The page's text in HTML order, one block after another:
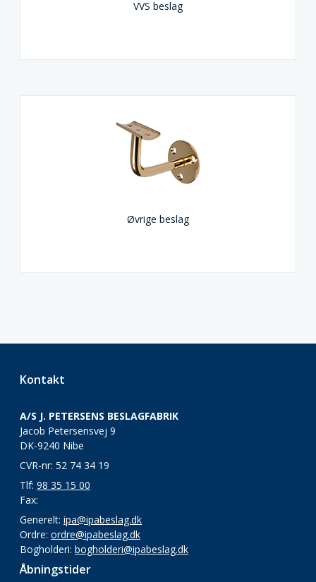
VVS beslag
Øvrige beslag
Kontakt
A/S J. PETERSENS BESLAGFABRIK
Jacob Petersensvej 9
DK-9240 Nibe
CVR-nr: 52 74 34 19
Tlf: 98 35 15 00
Fax:
Generelt: ipa@ipabeslag.dk
Ordre: ordre@ipabeslag.dk
Bogholderi: bogholderi@ipabeslag.dk
Åbningstider